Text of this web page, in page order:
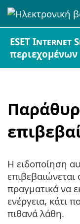
ESET Internet
περιεχομένων
Η ειδοποίηση
επιβεβαιώνεται
πραγματικά να
ενέργεια, κάτι
πιθανά λάθη.